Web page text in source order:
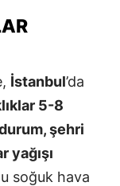
İstanbul’da
5-8
şehri
yağışı
soğuk hava